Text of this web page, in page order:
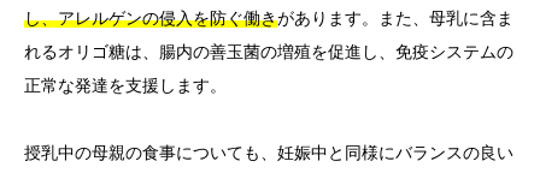
し、アレルゲンの侵入を防ぐ働きがあります。また、母乳に含ま
れるオリゴ糖は、腸内の善玉菌の増殖を促進し、免疫システムの
正常な発達を支援します。
授乳中の母親の食事についても、妊娠中と同様にバランスの良い